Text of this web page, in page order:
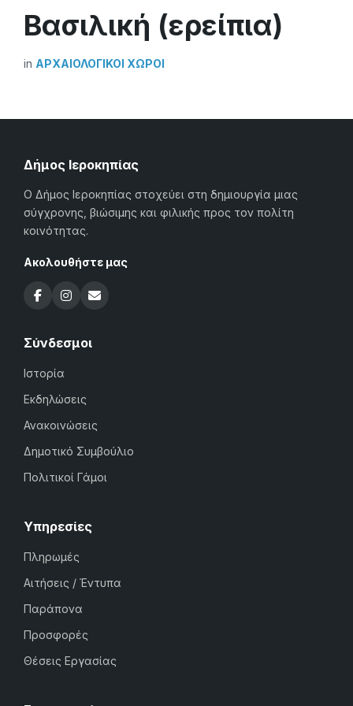
Βασιλική (ερείπια)
in ΑΡΧΑΙΟΛΟΓΙΚΟΊ ΧΏΡΟΙ
Δήμος Ιεροκηπίας
Ο Δήμος Ιεροκηπίας στοχεύει στη δημιουργία μιας
σύγχρονης, βιώσιμης και φιλικής προς τον πολίτη
κοινότητας.
Ακολουθήστε μας
Σύνδεσμοι
Ιστορία
Εκδηλώσεις
Ανακοινώσεις
Δημοτικό Συμβούλιο
Πολιτικοί Γάμοι
Υπηρεσίες
Πληρωμές
Αιτήσεις / Έντυπα
Παράπονα
Προσφορές
Θέσεις Εργασίας